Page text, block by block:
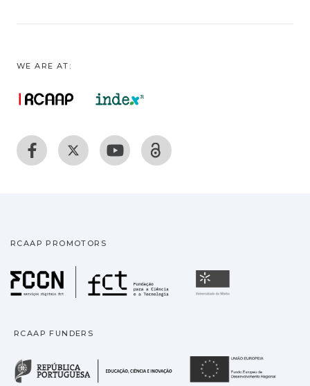
WE ARE AT:
RCAAP PROMOTORS
Fundação para a
RCAAP FUNDERS
República Portuguesa